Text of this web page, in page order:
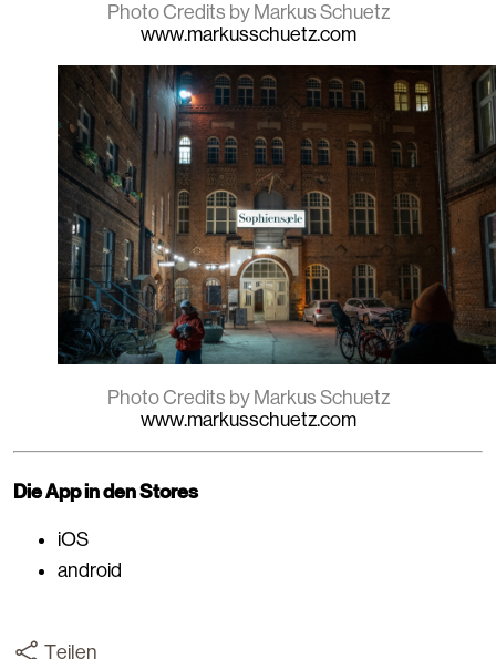
Photo Credits by Markus Schuetz
www.markusschuetz.com
Photo Credits by Markus Schuetz
www.markusschuetz.com
Die App in den Stores
iOS
android
Teilen